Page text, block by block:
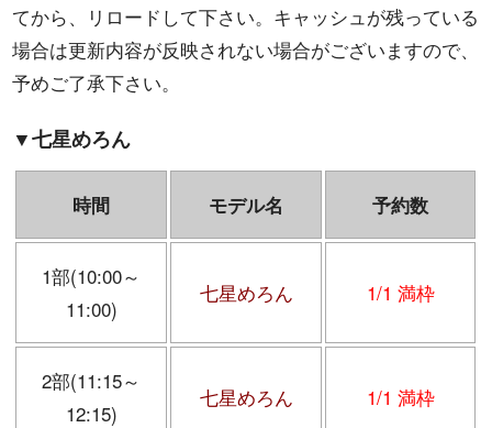
てから、リロードして下さい。キャッシュが残っている
場合は更新内容が反映されない場合がございますので、
予めご了承下さい。
▼七星めろん
時間 モデル名 予約数
1部(10:00～
11:00)
七星めろん 1/1 満枠
2部(11:15～
12:15)
七星めろん 1/1 満枠